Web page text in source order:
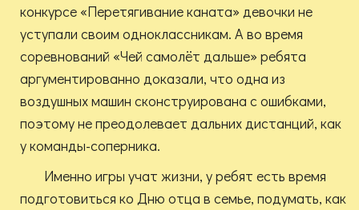
конкурсе «Перетягивание каната» девочки не
уступали своим одноклассникам. А во время
соревнований «Чей самолёт дальше» ребята
аргументированно доказали, что одна из
воздушных машин сконструирована с ошибками,
поэтому не преодолевает дальних дистанций, как
у команды-соперника.
Именно игры учат жизни, у ребят есть время
подготовиться ко Дню отца в семье, подумать, как